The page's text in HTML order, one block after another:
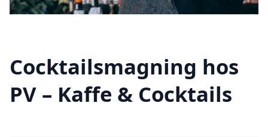
Cocktailsmagning hos
PV – Kaffe & Cocktails